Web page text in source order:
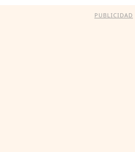
PUBLICIDAD